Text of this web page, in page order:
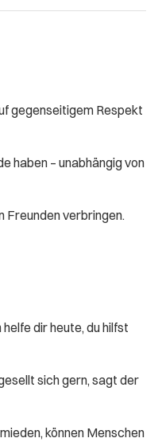
gegenseitigem Respekt
haben – unabhängig von
Freunden verbringen.
helfe dir heute, du hilfst
sich gern, sagt der
können Menschen